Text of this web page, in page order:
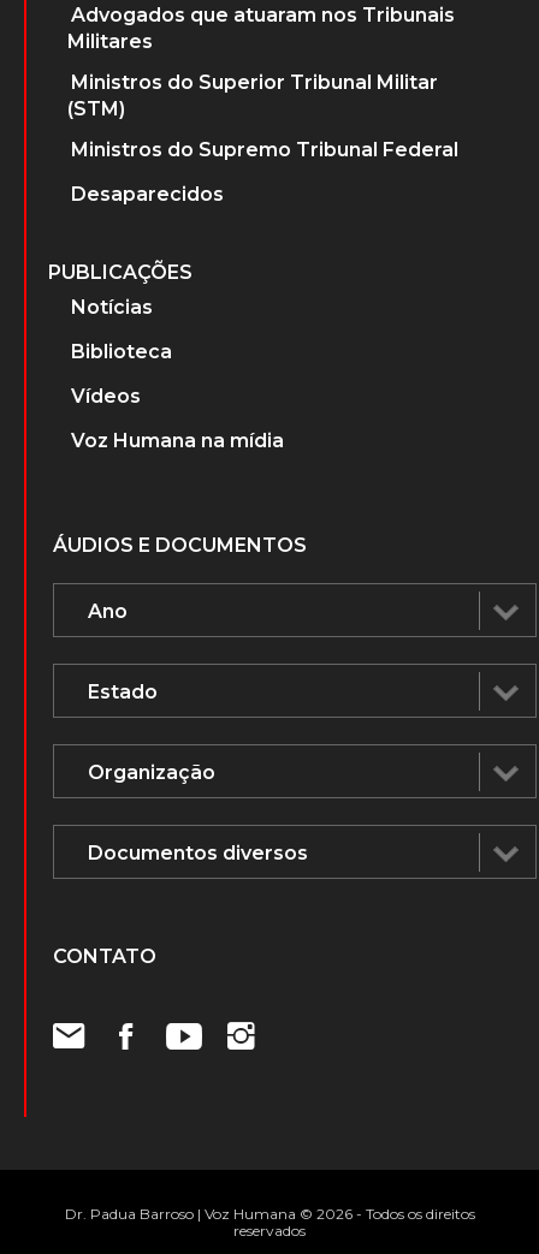
Advogados que atuaram nos Tribunais
Militares
Ministros do Superior Tribunal Militar
(STM)
Ministros do Supremo Tribunal Federal
Desaparecidos
PUBLICAÇÕES
Notícias
Biblioteca
Vídeos
Voz Humana na mídia
ÁUDIOS E DOCUMENTOS
CONTATO
Dr. Padua Barroso | Voz Humana © 2026 - Todos os direitos
reservados